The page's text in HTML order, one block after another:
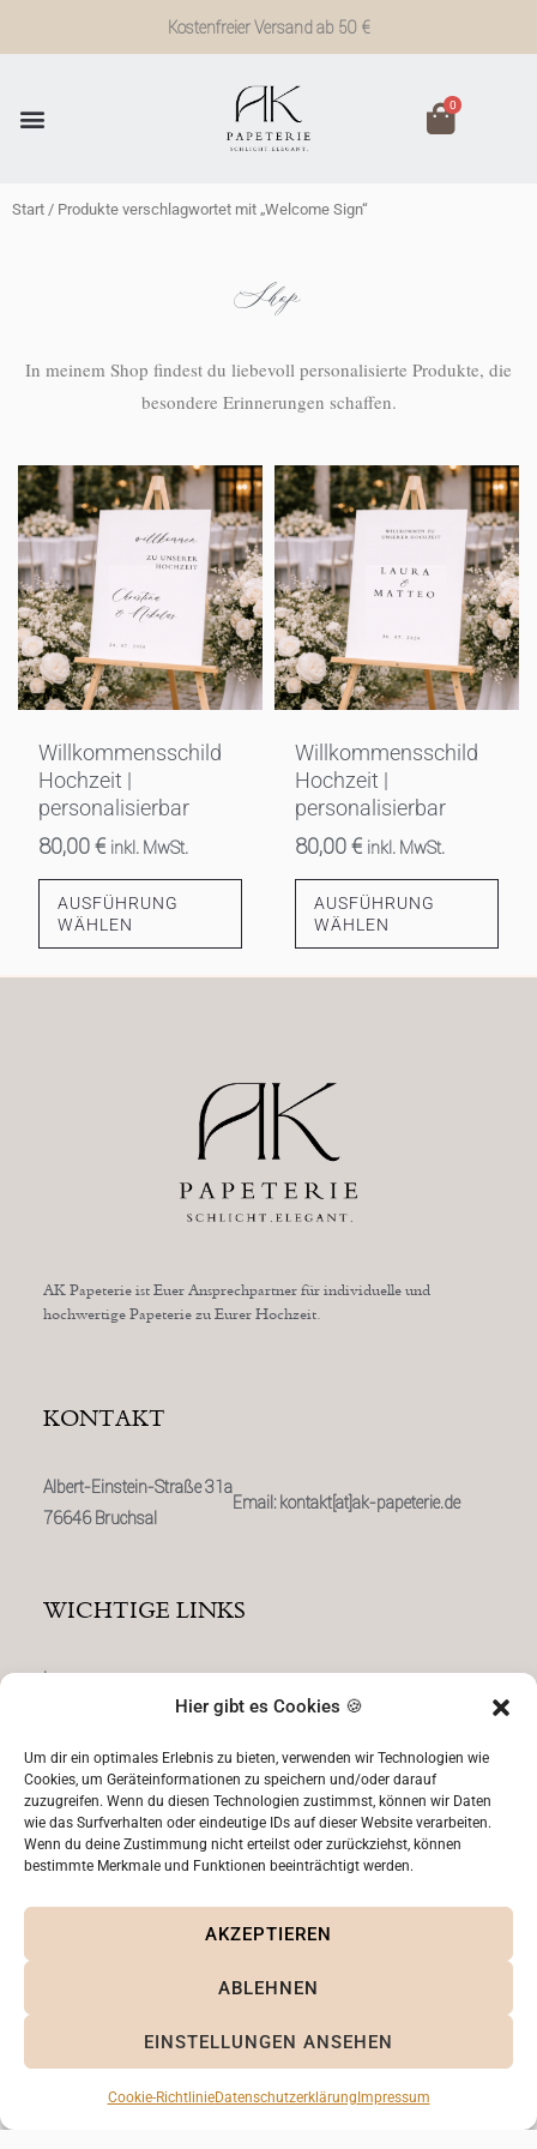
Hier gibt es Cookies 🍪
Um dir ein optimales Erlebnis zu bieten, verwenden wir Technologien wie
Cookies, um Geräteinformationen zu speichern und/oder darauf
zuzugreifen. Wenn du diesen Technologien zustimmst, können wir Daten
wie das Surfverhalten oder eindeutige IDs auf dieser Website verarbeiten.
Wenn du deine Zustimmung nicht erteilst oder zurückziehst, können
bestimmte Merkmale und Funktionen beeinträchtigt werden.
AKZEPTIEREN
ABLEHNEN
EINSTELLUNGEN ANSEHEN
Cookie-RichtlinieDatenschutzerklärung Impressum
Kostenfreier Versand ab 50 €
0
Start / Produkte verschlagwortet mit „Welcome Sign“
Shop
In meinem Shop findest du liebevoll personalisierte Produkte, die
besondere Erinnerungen schaffen.
Willkommensschild
Hochzeit |
personalisierbar
80,00€ inkl. MwSt.
AUSFÜHRUNG
WÄHLEN
Willkommensschild
Hochzeit |
personalisierbar
80,00€ inkl. MwSt.
AUSFÜHRUNG
WÄHLEN
AK Papeterie ist Euer Ansprechpartner für individuelle und
hochwertige Papeterie zu Eurer Hochzeit.
KONTAKT
Albert-Einstein-Straße 31a
76646 Bruchsal
Email: kontakt[at]ak-papeterie.de
WICHTIGE LINKS
Impressum
AGB
Zahlungsmethoden
Versand
Rücksendungen
© 2026, AK Papeterie